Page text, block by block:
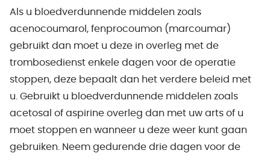
Als u bloedverdunnende middelen zoals
acenocoumarol, fenprocoumon (marcoumar)
gebruikt dan moet u deze in overleg met de
trombosedienst enkele dagen voor de operatie
stoppen, deze bepaalt dan het verdere beleid met
u. Gebruikt u bloedverdunnende middelen zoals
acetosal of aspirine overleg dan met uw arts of u
moet stoppen en wanneer u deze weer kunt gaan
gebruiken. Neem gedurende drie dagen voor de